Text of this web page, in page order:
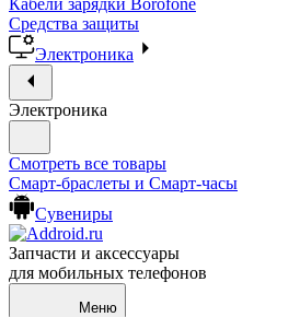
Кабели зарядки Borofone
Средства защиты
Электроника
Электроника
Смотреть все товары
Смарт-браслеты и Смарт-часы
Сувениры
Запчасти и аксессуары
для мобильных телефонов
Меню